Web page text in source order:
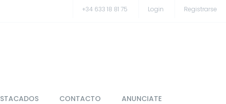
+34 633 18 81 75 Login Registrarse
CONTACTO ANUNCIATE